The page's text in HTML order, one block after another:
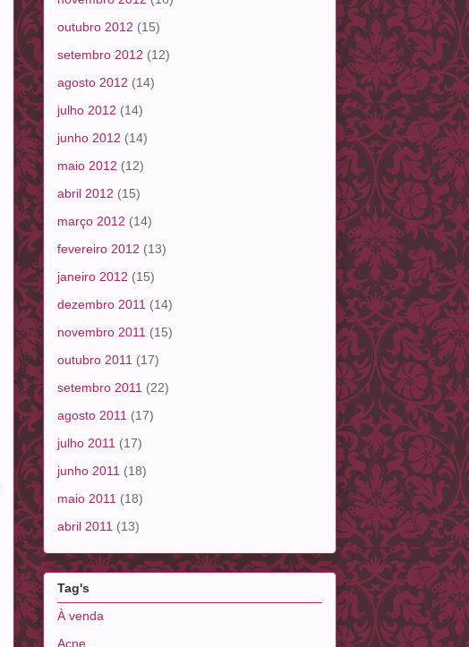
outubro 2012 (15)
setembro 2012 (12)
agosto 2012 (14)
julho 2012 (14)
junho 2012 (14)
maio 2012 (12)
abril 2012 (15)
março 2012 (14)
fevereiro 2012 (13)
janeiro 2012 (15)
dezembro 2011 (14)
novembro 2011 (15)
outubro 2011 (17)
setembro 2011 (22)
agosto 2011 (17)
julho 2011 (17)
junho 2011 (18)
maio 2011 (18)
abril 2011 (13)
Tag's
À venda
Acne